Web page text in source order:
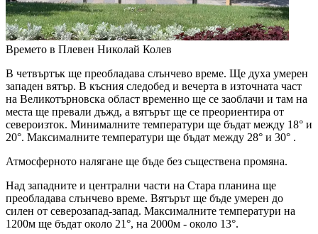
Времето в Плевен Николай Колев
В четвъртък ще преобладава слънчево време. Ще духа умерен
западен вятър. В късния следобед и вечерта в източната част
на Великотърновска област временно ще се заоблачи и там на
места ще превали дъжд, а вятърът ще се преориентира от
североизток. Минималните температури ще бъдат между 18° и
20°. Максималните температури ще бъдат между 28° и 30° .
Атмосферното налягане ще бъде без съществена промяна.
Над западните и централни части на Стара планина ще
преобладава слънчево време. Вятърът ще бъде умерен до
силен от северозапад-запад. Максималните температури на
1200м ще бъдат около 21°, на 2000м - около 13°.